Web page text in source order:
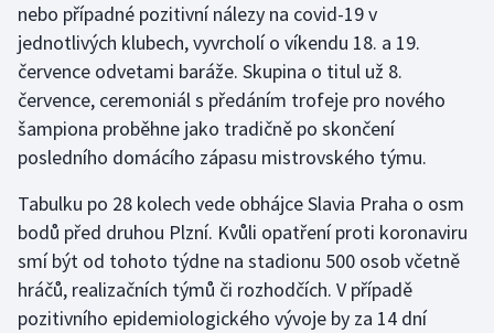
Olympijské hry
Plavání
Plážový volejbal
Ragby
Rychlobruslení
nebo případné pozitivní nálezy na covid-19 v
jednotlivých klubech, vyvrcholí o víkendu 18. a 19.
července odvetami baráže. Skupina o titul už 8.
července, ceremoniál s předáním trofeje pro nového
šampiona proběhne jako tradičně po skončení
posledního domácího zápasu mistrovského týmu.
Tabulku po 28 kolech vede obhájce Slavia Praha o osm
bodů před druhou Plzní. Kvůli opatření proti koronaviru
smí být od tohoto týdne na stadionu 500 osob včetně
hráčů, realizačních týmů či rozhodčích. V případě
pozitivního epidemiologického vývoje by za 14 dní